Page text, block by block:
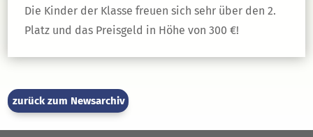
Die Kinder der Klasse freuen sich sehr über den 2.
Platz und das Preisgeld in Höhe von 300 €!
zurück zum Newsarchiv